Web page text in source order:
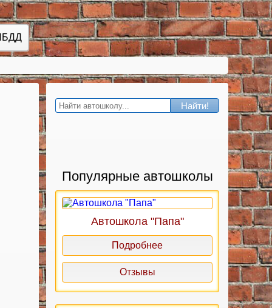
Найти!
Популярные автошколы
Автошкола "Папа"
Подробнее
Отзывы